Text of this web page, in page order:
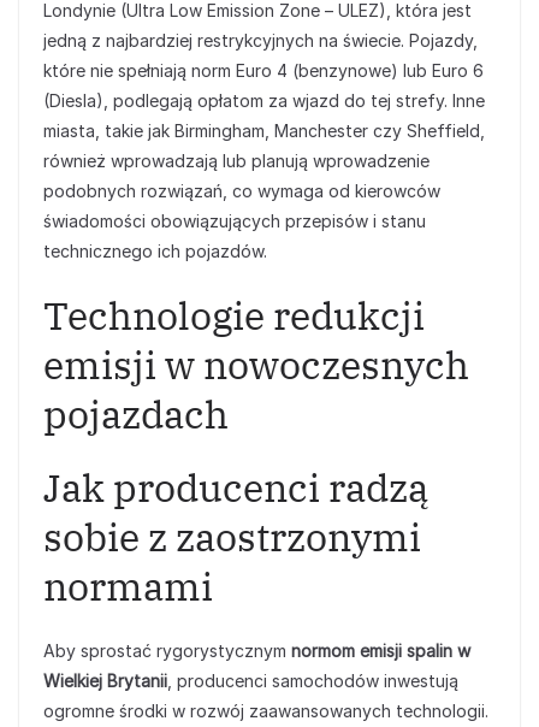
Londynie (Ultra Low Emission Zone – ULEZ), która jest
jedną z najbardziej restrykcyjnych na świecie. Pojazdy,
które nie spełniają norm Euro 4 (benzynowe) lub Euro 6
(Diesla), podlegają opłatom za wjazd do tej strefy. Inne
miasta, takie jak Birmingham, Manchester czy Sheffield,
również wprowadzają lub planują wprowadzenie
podobnych rozwiązań, co wymaga od kierowców
świadomości obowiązujących przepisów i stanu
technicznego ich pojazdów.
Technologie redukcji
emisji w nowoczesnych
pojazdach
Jak producenci radzą
sobie z zaostrzonymi
normami
Aby sprostać rygorystycznym normom emisji spalin w
Wielkiej Brytanii , producenci samochodów inwestują
ogromne środki w rozwój zaawansowanych technologii.